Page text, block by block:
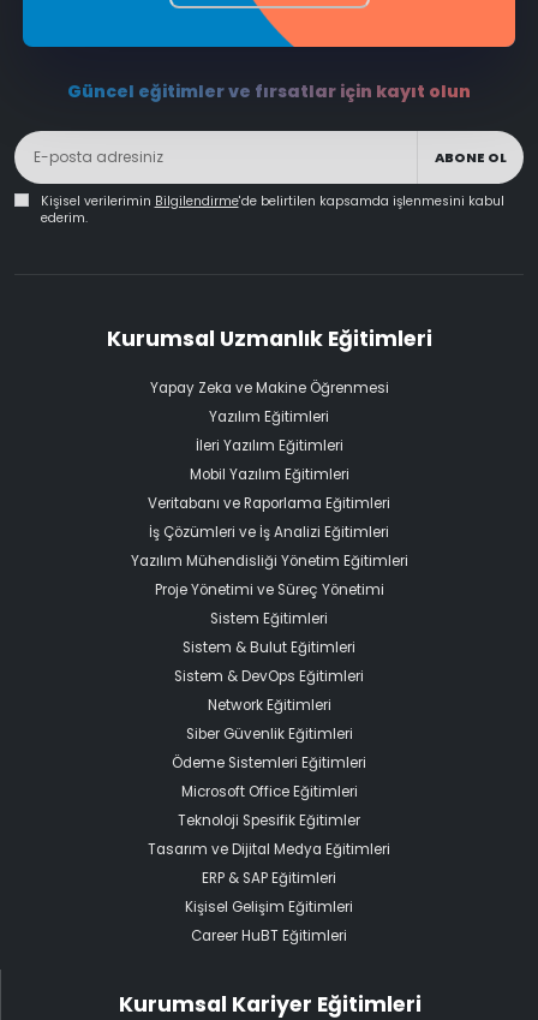
Güncel eğitimler ve fırsatlar için kayıt olun
ABONE OL
Kişisel verilerimin Bilgilendirme'de belirtilen kapsamda işlenmesini kabul
ederim.
Kurumsal Uzmanlık Eğitimleri
Yapay Zeka ve Makine Öğrenmesi
Yazılım Eğitimleri
İleri Yazılım Eğitimleri
Mobil Yazılım Eğitimleri
Veritabanı ve Raporlama Eğitimleri
İş Çözümleri ve İş Analizi Eğitimleri
Yazılım Mühendisliği Yönetim Eğitimleri
Proje Yönetimi ve Süreç Yönetimi
Sistem Eğitimleri
Sistem & Bulut Eğitimleri
Sistem & DevOps Eğitimleri
Network Eğitimleri
Siber Güvenlik Eğitimleri
Ödeme Sistemleri Eğitimleri
Microsoft Office Eğitimleri
Teknoloji Spesifik Eğitimler
Tasarım ve Dijital Medya Eğitimleri
ERP & SAP Eğitimleri
Kişisel Gelişim Eğitimleri
Career HuBT Eğitimleri
Kurumsal Kariyer Eğitimleri